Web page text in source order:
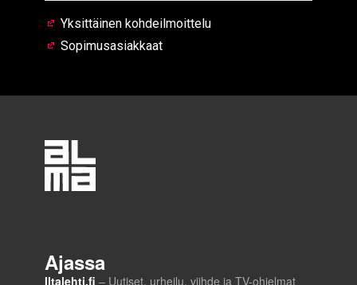
Yksittäinen kohdeilmoittelu
Sopimusasiakkaat